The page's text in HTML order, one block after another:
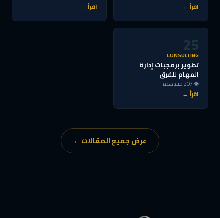
اقرأ ← اقرأ ←
25
CONSULTING
تطوير برمجيات إدارة
المهام للفرق
👁 207 مشاهدة
اقرأ ←
عرض جميع المقالات ←